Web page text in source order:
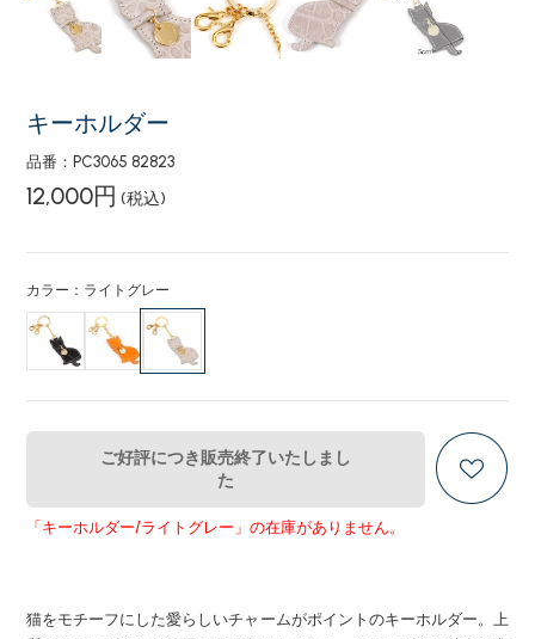
キーホルダー
品番：PC3065 82823
12,000円 (税込)
カラー：ライトグレー
ご好評につき販売終了いたしまし
た
「キーホルダー/ライトグレー」の在庫がありません。
猫をモチーフにした愛らしいチャームがポイントのキーホルダー。上